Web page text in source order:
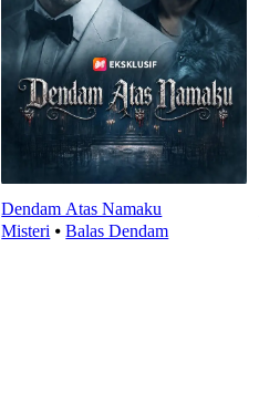
Dendam Atas Namaku
Misteri ⦁Balas Dendam